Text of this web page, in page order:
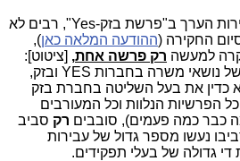
לעניין החקירה של רשות ניירות הערך ב"פרשת בזק-Yes", רבים לא
החקירה (ההודעה המלאה כאן),
למעשה רק פרשה אחת, [ציטוט]:
"...לביצוע עבירות פליליות של נושאי משרה בחברות YES ובזק,
כדין את בעל השליטה בחברת בזק
₪". כל הפרשיות הנלוות וכל המעורבים
כבר כמה פעמים), סובבים רק סביב
נעשו מספר גדול של עבירות
די גדולה של בעלי תפקידים.